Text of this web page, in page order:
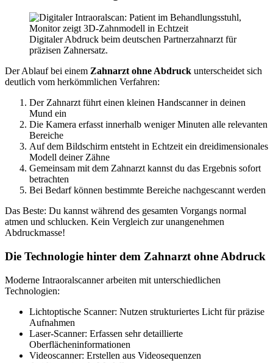
Digitaler Abdruck beim deutschen Partnerzahnarzt für
präzisen Zahnersatz.
Der Ablauf bei einem Zahnarzt ohne Abdruck unterscheidet sich
deutlich vom herkömmlichen Verfahren:
Der Zahnarzt führt einen kleinen Handscanner in deinen
Mund ein
Die Kamera erfasst innerhalb weniger Minuten alle relevanten
Bereiche
Auf dem Bildschirm entsteht in Echtzeit ein dreidimensionales
Modell deiner Zähne
Gemeinsam mit dem Zahnarzt kannst du das Ergebnis sofort
betrachten
Bei Bedarf können bestimmte Bereiche nachgescannt werden
Das Beste: Du kannst während des gesamten Vorgangs normal
atmen und schlucken. Kein Vergleich zur unangenehmen
Abdruckmasse!
Die Technologie hinter dem Zahnarzt ohne Abdruck
Moderne Intraoralscanner arbeiten mit unterschiedlichen
Technologien:
Lichtoptische Scanner: Nutzen strukturiertes Licht für präzise
Aufnahmen
Laser-Scanner: Erfassen sehr detaillierte
Oberflächeninformationen
Videoscanner: Erstellen aus Videosequenzen